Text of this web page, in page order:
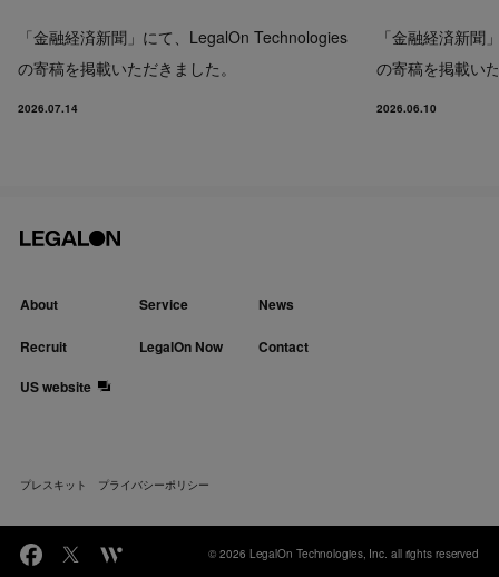
「金融経済新聞」にて、LegalOn Technologies
の寄稿を掲載いただきました。
2026.07.14
「金融経済新聞
の寄稿を掲載い
2026.06.10
About Service News
Recruit LegalOn Now
Contact
US website
プレスキット プライバシーポリシー
© 2026 LegalOn Technologies, Inc. all rights reserved